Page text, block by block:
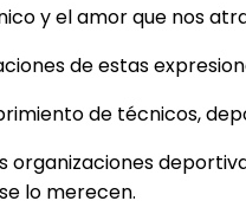
y el amor que nos
de estas
de técnicos,
organizaciones
lo merecen.